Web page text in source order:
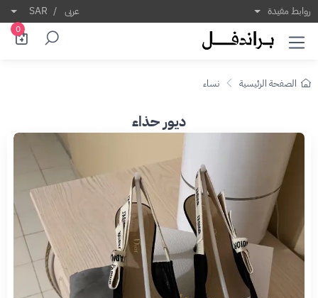
روابط مفيدة عربى /
SAR
0
الصفحة الرئيسية نساء
ديور حذاء